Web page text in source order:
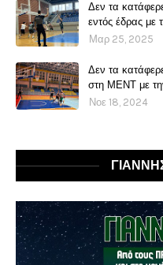
Δεν τα
εντός έδρας
Μαρ 25, 2025
Δεν τα
στη ΜΕΝΤ με
Νοε 18, 2024